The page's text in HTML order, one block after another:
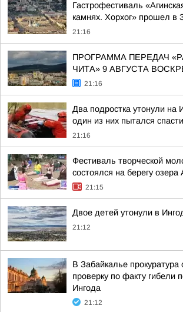
Гастрофестиваль
камнях. Хорхог» прошел в
21:16
ПРОГРАММА ПЕРЕДАЧ
ЧИТА» 9 АВГУСТА
21:16
Два подростка утонули на
один из них пытался
21:16
Фестиваль творческой
состоялся на берегу озера
21:15
Двое детей утонули в
21:12
В Забайкалье прокуратура
проверку по факту гибели
Ингода
21:12